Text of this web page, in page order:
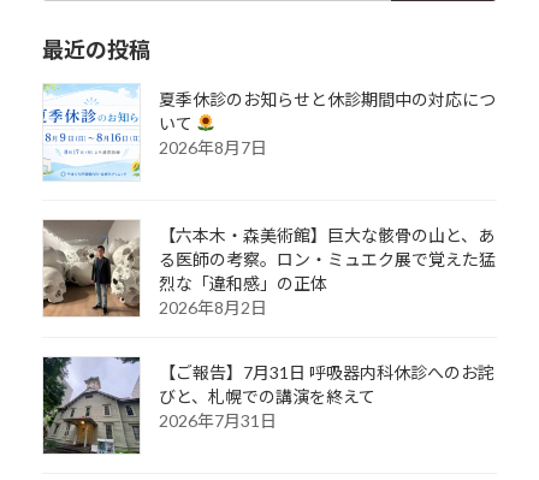
最近の投稿
夏季休診のお知らせと休診期間中の対応につ
いて
2026年8月7日
【六本木・森美術館】巨大な骸骨の山と、あ
る医師の考察。ロン・ミュエク展で覚えた猛
烈な「違和感」の正体
2026年8月2日
【ご報告】7月31日 呼吸器内科休診へのお詫
びと、札幌での講演を終えて
2026年7月31日